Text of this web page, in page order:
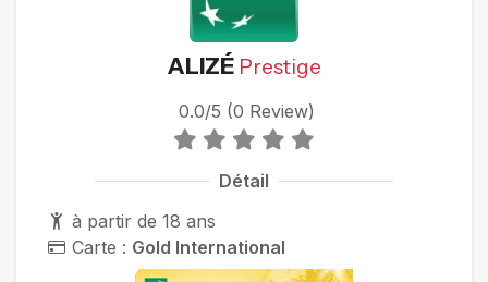
ALIZÉ Prestige
0.0/5 (0 Review)
Détail
à partir de 18 ans
Carte : Gold International